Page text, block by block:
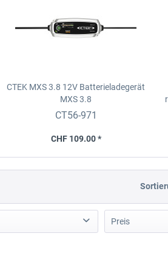
CTEK MXS 3.8 12V Batterieladegerät
MXS 3.8
CT56-971
CHF 109.00 *
Preis